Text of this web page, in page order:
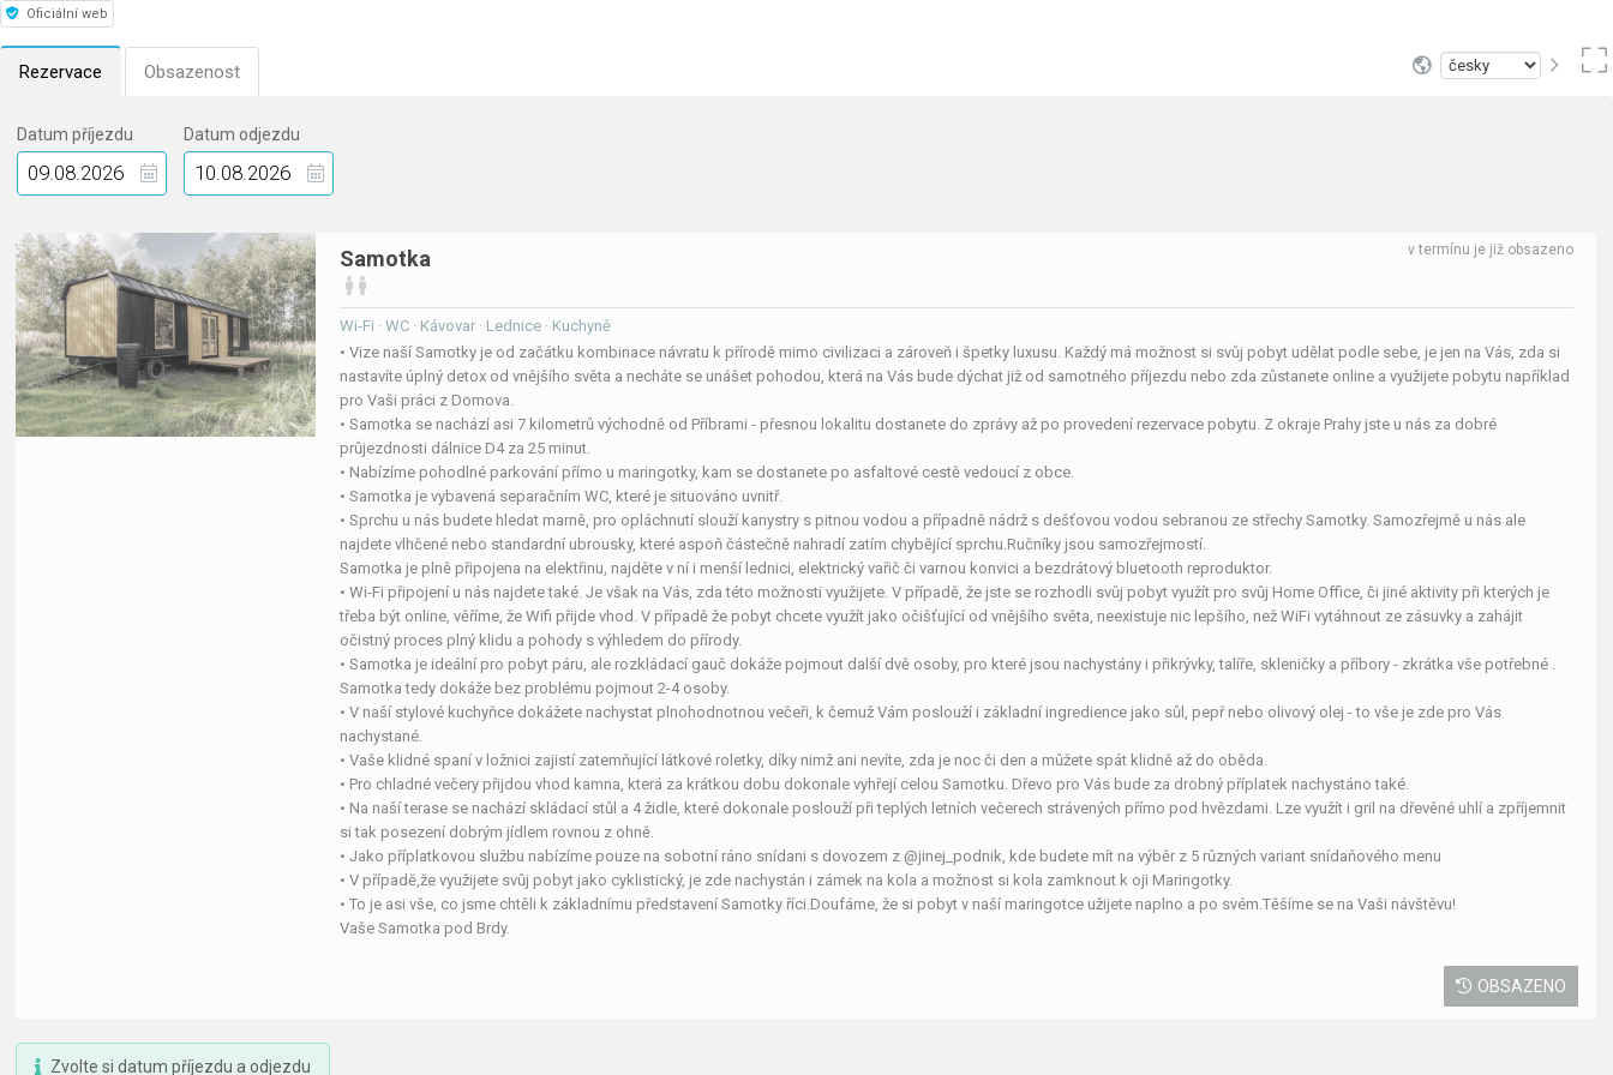
Oficiální web
Rezervace Obsazenost
Datum příjezdu Datum odjezdu
Samotka v termínu je již obsazeno
Wi-Fi · WC · Kávovar · Lednice · Kuchyně
• Vize naší Samotky je od začátku kombinace návratu k přírodě mimo civilizaci a zároveň i špetky luxusu. Každý má možnost si svůj pobyt udělat podle sebe, je jen na Vás, zda si
nastavíte úplný detox od vnějšího světa a necháte se unášet pohodou, která na Vás bude dýchat již od samotného příjezdu nebo zda zůstanete online a využijete pobytu například
pro Vaši práci z Domova.
• Samotka se nachází asi 7 kilometrů východně od Příbrami - přesnou lokalitu dostanete do zprávy až po provedení rezervace pobytu. Z okraje Prahy jste u nás za dobré
průjezdnosti dálnice D4 za 25 minut.
• Nabízíme pohodlné parkování přímo u maringotky, kam se dostanete po asfaltové cestě vedoucí z obce.
• Samotka je vybavená separačním WC, které je situováno uvnitř.
• Sprchu u nás budete hledat marně, pro opláchnutí slouží kanystry s pitnou vodou a případně nádrž s dešťovou vodou sebranou ze střechy Samotky. Samozřejmě u nás ale
najdete vlhčené nebo standardní ubrousky, které aspoň částečně nahradí zatím chybějící sprchu.Ručníky jsou samozřejmostí.
Samotka je plně připojena na elektřinu, najděte v ní i menší lednici, elektrický vařič či varnou konvici a bezdrátový bluetooth reproduktor.
• Wi-Fi připojení u nás najdete také. Je však na Vás, zda této možnosti využijete. V případě, že jste se rozhodli svůj pobyt využít pro svůj Home Office, či jiné aktivity při kterých je
třeba být online, věříme, že Wifi přijde vhod. V případě že pobyt chcete využít jako očišťující od vnějšího světa, neexistuje nic lepšího, než WiFi vytáhnout ze zásuvky a zahájit
očistný proces plný klidu a pohody s výhledem do přírody.
• Samotka je ideální pro pobyt páru, ale rozkládací gauč dokáže pojmout další dvě osoby, pro které jsou nachystány i přikrývky, talíře, skleničky a příbory - zkrátka vše potřebné .
Samotka tedy dokáže bez problému pojmout 2-4 osoby.
• V naší stylové kuchyňce dokážete nachystat plnohodnotnou večeři, k čemuž Vám poslouží i základní ingredience jako sůl, pepř nebo olivový olej - to vše je zde pro Vás
nachystané.
• Vaše klidné spaní v ložnici zajistí zatemňující látkové roletky, díky nimž ani nevíte, zda je noc či den a můžete spát klidně až do oběda.
• Pro chladné večery přijdou vhod kamna, která za krátkou dobu dokonale vyhřejí celou Samotku. Dřevo pro Vás bude za drobný příplatek nachystáno také.
• Na naší terase se nachází skládací stůl a 4 židle, které dokonale poslouží při teplých letních večerech strávených přímo pod hvězdami. Lze využít i gril na dřevěné uhlí a zpříjemnit
si tak posezení dobrým jídlem rovnou z ohně.
• Jako příplatkovou službu nabízíme pouze na sobotní ráno snídani s dovozem z @jinej_podnik, kde budete mít na výběr z 5 různých variant snídaňového menu
• V případě,že využijete svůj pobyt jako cyklistický, je zde nachystán i zámek na kola a možnost si kola zamknout k oji Maringotky.
• To je asi vše, co jsme chtěli k základnímu představení Samotky říci.Doufáme, že si pobyt v naší maringotce užijete naplno a po svém.Těšíme se na Vaši návštěvu!
Vaše Samotka pod Brdy.
OBSAZENO
Zvolte si datum příjezdu a odjezdu